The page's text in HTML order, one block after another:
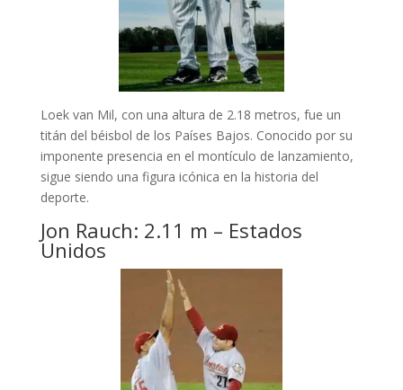
Loek van Mil, con una altura de 2.18 metros, fue un
titán del béisbol de los Países Bajos. Conocido por su
imponente presencia en el montículo de lanzamiento,
sigue siendo una figura icónica en la historia del
deporte.
Jon Rauch: 2.11 m – Estados
Unidos